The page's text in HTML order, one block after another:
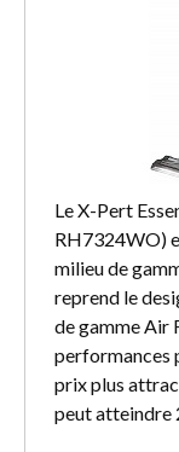
Le X-Pert
RH7324WO)
milieu de
reprend le
de gamme Air
performances
prix plus
peut atteindre